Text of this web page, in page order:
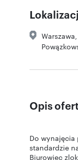
Warszawa
Opis
Do wynajęcia
standardzie
Biurowiec